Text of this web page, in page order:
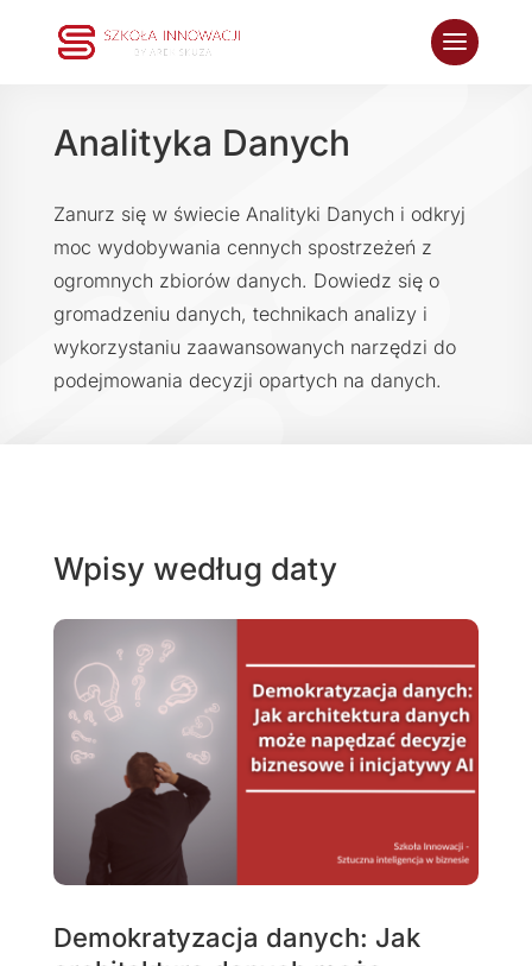
Analityka Danych
Zanurz się w świecie Analityki Danych i odkryj
moc wydobywania cennych spostrzeżeń z
ogromnych zbiorów danych. Dowiedz się o
gromadzeniu danych, technikach analizy i
wykorzystaniu zaawansowanych narzędzi do
podejmowania decyzji opartych na danych.
Wpisy według daty
Demokratyzacja danych: Jak